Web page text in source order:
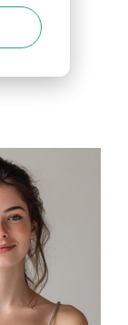
AM